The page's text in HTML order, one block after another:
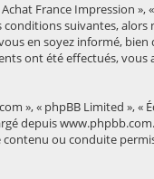
France Impression
suivantes, alors
en soyez informé,
ont été effectués, vous
», « phpBB Limited »,
depuiswww.phpbb.com
contenu ou conduite